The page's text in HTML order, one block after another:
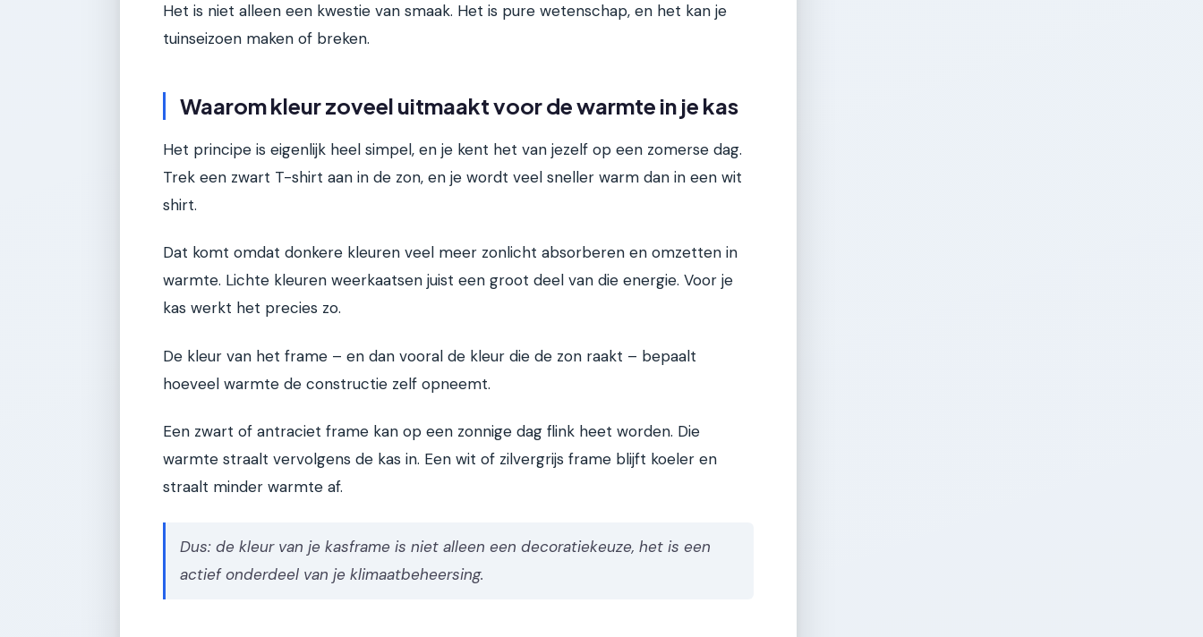
Het is niet alleen een kwestie van smaak. Het is pure wetenschap, en het kan je
tuinseizoen maken of breken.
Waarom kleur zoveel uitmaakt voor de warmte in je kas
Het principe is eigenlijk heel simpel, en je kent het van jezelf op een zomerse dag.
Trek een zwart T-shirt aan in de zon, en je wordt veel sneller warm dan in een wit
shirt.
Dat komt omdat donkere kleuren veel meer zonlicht absorberen en omzetten in
warmte. Lichte kleuren weerkaatsen juist een groot deel van die energie. Voor je
kas werkt het precies zo.
De kleur van het frame – en dan vooral de kleur die de zon raakt – bepaalt
hoeveel warmte de constructie zelf opneemt.
Een zwart of antraciet frame kan op een zonnige dag flink heet worden. Die
warmte straalt vervolgens de kas in. Een wit of zilvergrijs frame blijft koeler en
straalt minder warmte af.
Dus: de kleur van je kasframe is niet alleen een decoratiekeuze, het is een
actief onderdeel van je klimaatbeheersing.